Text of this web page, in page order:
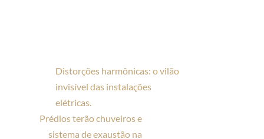
Distorções harmônicas: o vilão
invisível das instalações
elétricas.
Prédios terão chuveiros e
sistema de exaustão na